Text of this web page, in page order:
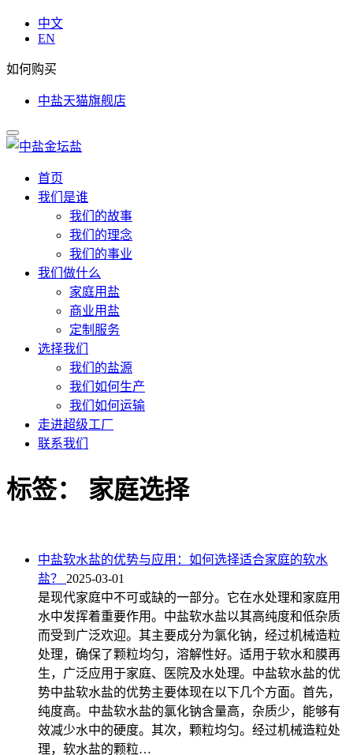
中文
EN
如何购买
中盐天猫旗舰店
首页
我们是谁
我们的故事
我们的理念
我们的事业
我们做什么
家庭用盐
商业用盐
定制服务
选择我们
我们的盐源
我们如何生产
我们如何运输
走进超级工厂
联系我们
标签： 家庭选择
中盐软水盐的优势与应用：如何选择适合家庭的软水
盐？
2025-03-01
是现代家庭中不可或缺的一部分。它在水处理和家庭用
水中发挥着重要作用。中盐软水盐以其高纯度和低杂质
而受到广泛欢迎。其主要成分为氯化钠，经过机械造粒
处理，确保了颗粒均匀，溶解性好。适用于软水和膜再
生，广泛应用于家庭、医院及水处理。中盐软水盐的优
势中盐软水盐的优势主要体现在以下几个方面。首先，
纯度高。中盐软水盐的氯化钠含量高，杂质少，能够有
效减少水中的硬度。其次，颗粒均匀。经过机械造粒处
理，软水盐的颗粒…